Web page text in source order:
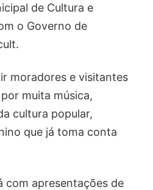
de Cultura e
o Governo de
moradores e visitantes
muita música,
cultura popular,
que já toma conta
com apresentações de